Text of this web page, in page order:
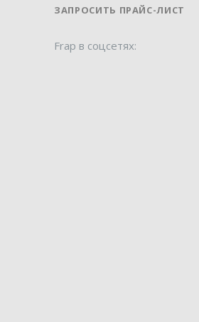
ЗАПРОСИТЬ ПРАЙС-ЛИСТ
Frap в соцсетях: